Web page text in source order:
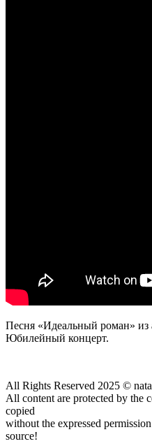
Песня «Идеальный роман» из
Юбилейный концерт.
All Rights Reserved 2025 ©
All content are protected by the
copied
without the expressed
source!